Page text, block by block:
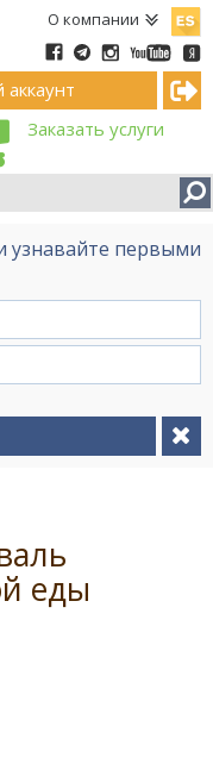
О компании
Заказать услуги
узнавайте первыми
еды